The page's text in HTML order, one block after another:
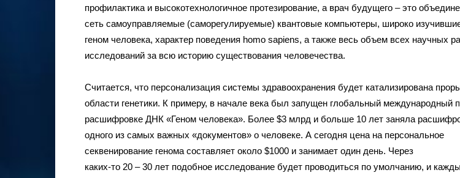
профилактика и высокотехнологичное протезирование, а врач будущего – это
сеть самоуправляемые (саморегулируемые) квантовые компьютеры, широко
геном человека, характер поведения homo sapiens, а также весь объем всех научных
исследований за всю историю существования человечества.
Считается, что персонализация системы здравоохранения будет катализирована
области генетики. К примеру, в начале века был запущен глобальный международный
расшифровке ДНК «Геном человека». Более $3 млрд и больше 10 лет заняла
одного из самых важных «документов» о человеке. А сегодня цена на персональное
секвенирование генома составляет около $1000 и занимает один день. Через
каких-то 20 – 30 лет подобное исследование будет проводиться по умолчанию, и